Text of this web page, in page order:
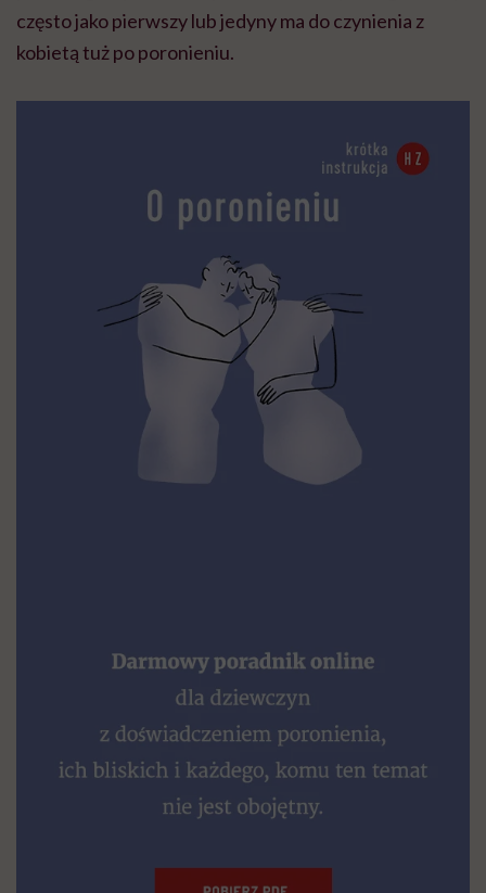
często jako pierwszy lub jedyny ma do czynienia z
kobietą tuż po poronieniu.